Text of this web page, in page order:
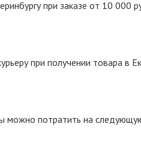
при заказе от 10 000
при получении товара в
можно потратить на